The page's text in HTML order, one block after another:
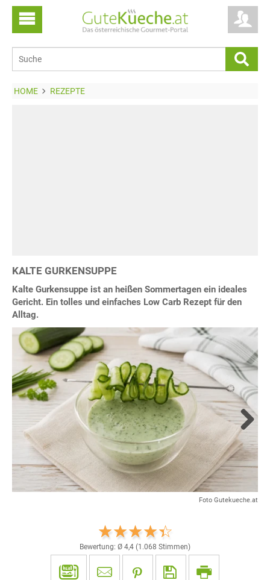
HOME REZEPTE
KALTE GURKENSUPPE
Kalte Gurkensuppe ist an heißen Sommertagen ein ideales
Gericht. Ein tolles und einfaches Low Carb Rezept für den
Alltag.
Foto Gutekueche.at
Next
Bewertung: Ø 4,4 (1.068 Stimmen)